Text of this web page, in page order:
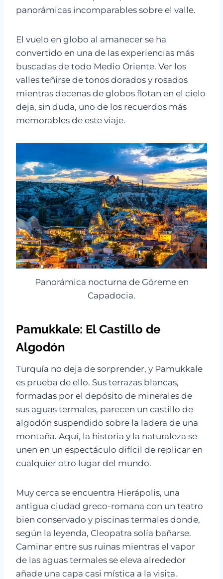
panorámicas incomparables sobre el valle.
El vuelo en globo al amanecer se ha
convertido en una de las experiencias más
buscadas de todo Medio Oriente. Ver los
valles teñirse de tonos dorados y rosados
mientras decenas de globos flotan en el cielo
deja, sin duda, uno de los recuerdos más
memorables de este viaje.
Panorámica nocturna de Göreme en
Capadocia.
Pamukkale: El Castillo de
Algodón
Turquía no deja de sorprender, y Pamukkale
es prueba de ello. Sus terrazas blancas,
formadas por el depósito de minerales de
sus aguas termales, parecen un castillo de
algodón suspendido sobre la ladera de una
montaña. Aquí, la historia y la naturaleza se
unen en un espectáculo difícil de replicar en
cualquier otro lugar del mundo.
Muy cerca se encuentra Hierápolis, una
antigua ciudad greco-romana con un teatro
bien conservado y piscinas termales donde,
según la leyenda, Cleopatra solía bañarse.
Caminar entre sus ruinas mientras el vapor
de las aguas termales se eleva alrededor
añade una capa casi mística a la visita.